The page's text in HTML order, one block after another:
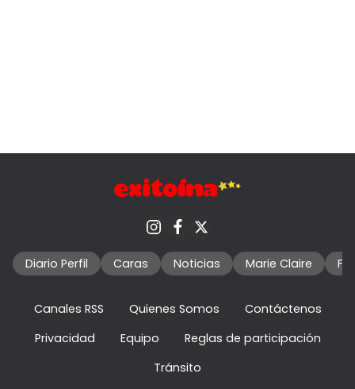
Diario Perfil Caras Noticias Marie Claire
Canales RSS Quienes Somos
Contáctenos
Privacidad
Equipo
Reglas de participación
Tránsito